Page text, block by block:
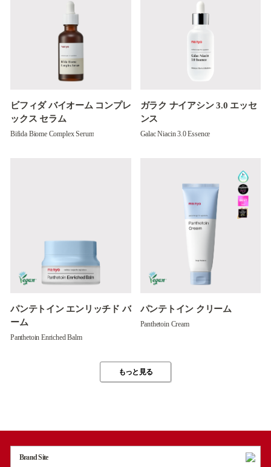
ビフィダ バイオーム コンプレ
ックス セラム
Bifida Biome Complex Serum
ガラク ナイアシン 3.0 エッセ
ンス
Galac Niacin 3.0 Essence
パンテトイン エンリッチド バ
ーム
Panthetoin Enriched Balm
パンテトイン クリーム
Panthetoin Cream
もっと見る
Brand Site